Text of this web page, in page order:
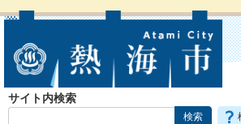
サイト内検索